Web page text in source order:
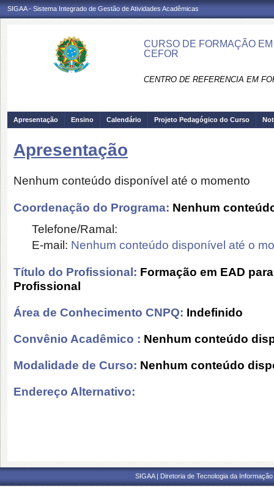
SIGAA - Sistema Integrado de Gestão de Atividades Acadêmicas
CURSO DE FORMAÇÃO
CEFOR
CENTRO DE REFERENCIA EM
Apresentação Ensino Calendário Projeto Pedagógico do Curso
Apresentação
Nenhum conteúdo disponível até o momento
Coordenação do Programa: Nenhum
Telefone/Ramal:
E-mail: Nenhum conteúdo disponível até o
Título do Profissional: Formação em EAD
Profissional
Área de Conhecimento CNPQ: Indefinido
Convênio Acadêmico : Nenhum conteúdo
Modalidade de Curso: Nenhum conteúdo
Endereço Alternativo:
SIGAA | Diretoria de Tecnologia da